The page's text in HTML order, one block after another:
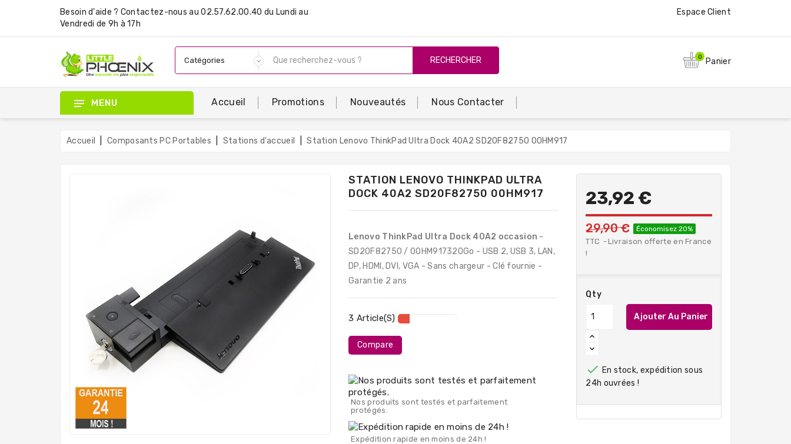
Besoin d'aide ? Contactez-nous au 02.57.62.00.40 du Lundi au
Vendredi de 9h à 17h
Espace Client
RECHERCHER 0 Panier
MENU Accueil Promotions Nouveautés Nous Contacter
Accueil Composants PC Portables Stations d'accueil Station Lenovo ThinkPad Ultra Dock 40A2 SD20F82750 00HM917
STATION LENOVO THINKPAD ULTRA
DOCK 40A2 SD20F82750 00HM917
Lenovo ThinkPad Ultra Dock 40A2 occasion -
SD20F82750 / 00HM917320Go - USB 2, USB 3, LAN,
DP, HDMI, DVI, VGA - Sans chargeur - Clé fournie -
Garantie 2 ans
3 Article(s)
Compare
Nos produits sont testés et parfaitement
protégés.
Expédition rapide en moins de 24h !
23,92 €
29,90 € Économisez 20%
TTC
Livraison offerte en France
!
Qty
Ajouter Au Panier
 En stock, expédition sous
24h ouvrées !